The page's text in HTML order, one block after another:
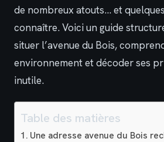
de nombreux atouts… et
connaître. Voici un guide
situer l’avenue du Bois,
environnement et décoder ses
inutile.
Table des matières
Une adresse avenue du Bois